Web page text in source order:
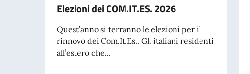
Elezioni dei COM.IT.ES. 2026
Quest’anno si terranno le elezioni per il
rinnovo dei Com.It.Es.. Gli italiani residenti
all’estero che...